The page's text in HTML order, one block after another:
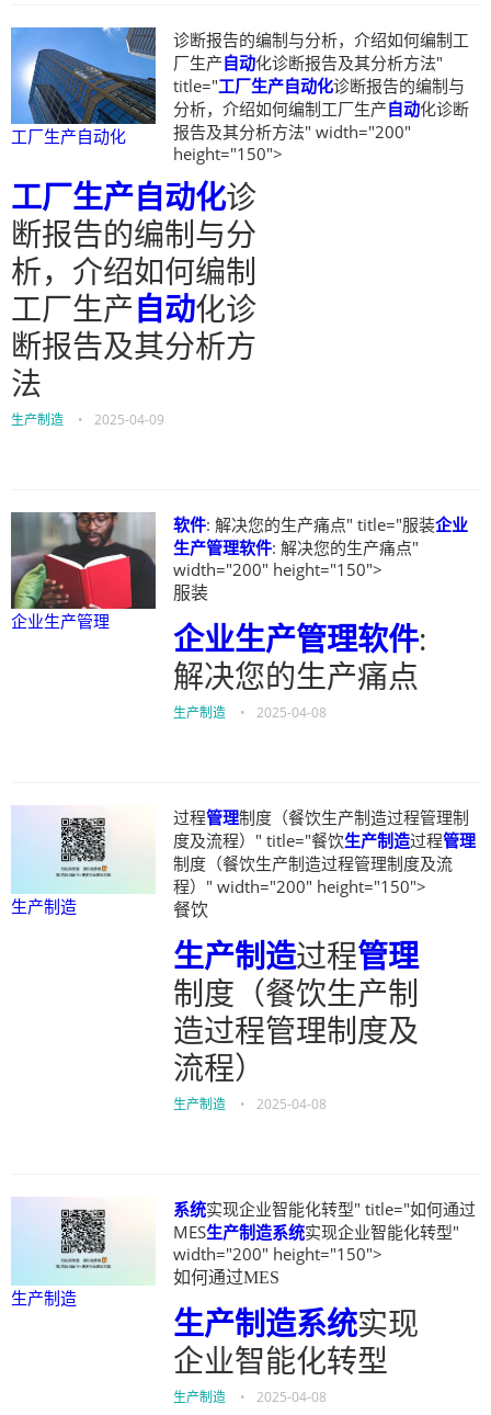
工厂生产自动化
诊断报告的编制与分析，介绍如何编制工
厂生产自动化诊断报告及其分析方法"
title="工厂生产自动化诊断报告的编制与
分析，介绍如何编制工厂生产自动化诊断
报告及其分析方法" width="200"
height="150">
工厂生产自动化诊
断报告的编制与分
析，介绍如何编制
工厂生产自动化诊
断报告及其分析方
法
生产制造 • 2025-04-09
企业生产管理
软件: 解决您的生产痛点" title="服装企业
生产管理软件: 解决您的生产痛点"
width="200" height="150">
服装
企业生产管理软件:
解决您的生产痛点
生产制造 • 2025-04-08
生产制造
过程管理制度（餐饮生产制造过程管理制
度及流程）" title="餐饮生产制造过程管理
制度（餐饮生产制造过程管理制度及流
程）" width="200" height="150">
餐饮
生产制造过程管理
制度（餐饮生产制
造过程管理制度及
流程）
生产制造 • 2025-04-08
生产制造
系统实现企业智能化转型" title="如何通过
MES生产制造系统实现企业智能化转型"
width="200" height="150">
如何通过MES
生产制造系统实现
企业智能化转型
生产制造 • 2025-04-08